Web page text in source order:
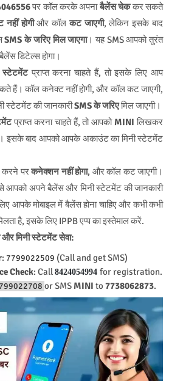
पर कॉल करके अपनाबैलेंस चेककर सकते
होगीऔर कॉलकट जाएगी, लेकिन इसके बाद
SMS के जरिए मिल जाएगा। यह SMS आपको तुरंत
डिटेल्स होगा।
स्टेटमेंटप्राप्त करना चाहते हैं, तो इसके लिए आप
हैं। कॉल कनेक्ट नहीं होगी, और कॉल कट जाएगी,
स्टेटमेंट की जानकारीSMS के जरिएमिल जाएगी।
प्राप्त करना चाहते हैं, तो आपकोMINI लिखकर
इसके बाद आपको आपके अकाउंट का मिनी स्टेटमेंट
करने परकनेक्शन नहीं होगा, और कॉल कट जाएगी।
आपको अपने बैलेंस और मिनी स्टेटमेंट की जानकारी
आपके मोबाइल में बैलेंस होना चाहिए और कभी कभी
है, इसके लिए IPPB एप्प का इस्तेमाल करें.
मिनी स्टेटमेंट सेवा:
: 7799022509 (Call and get SMS)
Check: Call 8424054994 for registration.
or SMSMINI to7738062873.